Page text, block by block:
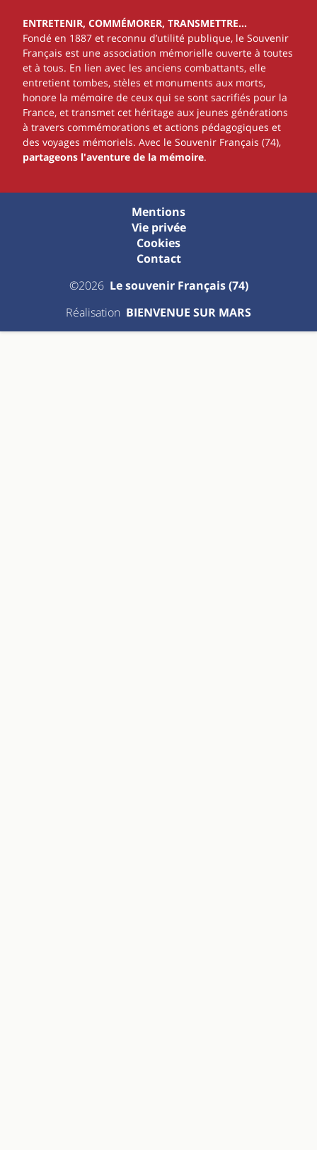
ENTRETENIR, COMMÉMORER, TRANSMETTRE…
Fondé en 1887 et reconnu d’utilité publique, le Souvenir
Français est une association mémorielle ouverte à toutes
et à tous. En lien avec les anciens combattants, elle
entretient tombes, stèles et monuments aux morts,
honore la mémoire de ceux qui se sont sacrifiés pour la
France, et transmet cet héritage aux jeunes générations
à travers commémorations et actions pédagogiques et
des voyages mémoriels. Avec le Souvenir Français (74),
partageons l'aventure de la mémoire.
©2026 Le souvenir Français (74)
Mentions
Vie privée
Cookies
Contact
Réalisation BIENVENUE SUR MARS